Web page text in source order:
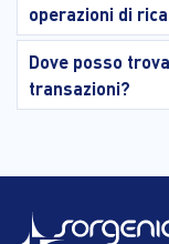
operazioni di
Dove posso
transazioni?